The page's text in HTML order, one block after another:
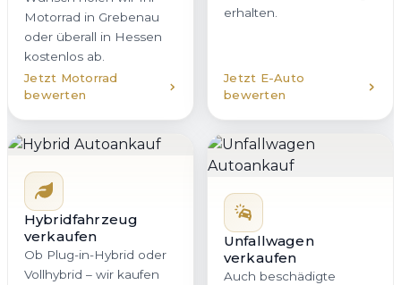
Motorrad in Grebenau
oder überall in Hessen
kostenlos ab.
Jetzt Motorrad
bewerten
erhalten.
Jetzt E-Auto
bewerten
Hybridfahrzeug
verkaufen
Ob Plug-in-Hybrid oder
Vollhybrid – wir kaufen
Unfallwagen
verkaufen
Auch beschädigte